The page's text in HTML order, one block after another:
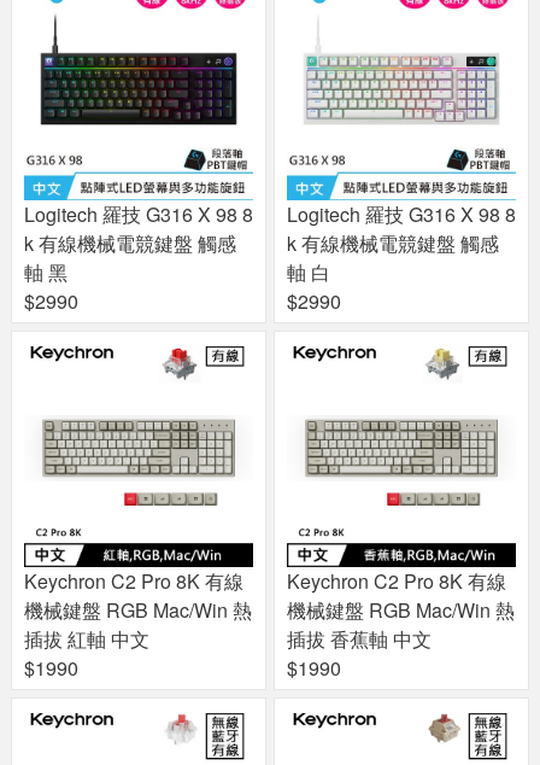
Logitech 羅技 G316 X 98 8
k 有線機械電競鍵盤 觸感
軸 黑
$2990
Logitech 羅技 G316 X 98 8
k 有線機械電競鍵盤 觸感
軸 白
$2990
Keychron C2 Pro 8K 有線
機械鍵盤 RGB Mac/Win 熱
插拔 紅軸 中文
$1990
Keychron C2 Pro 8K 有線
機械鍵盤 RGB Mac/Win 熱
插拔 香蕉軸 中文
$1990